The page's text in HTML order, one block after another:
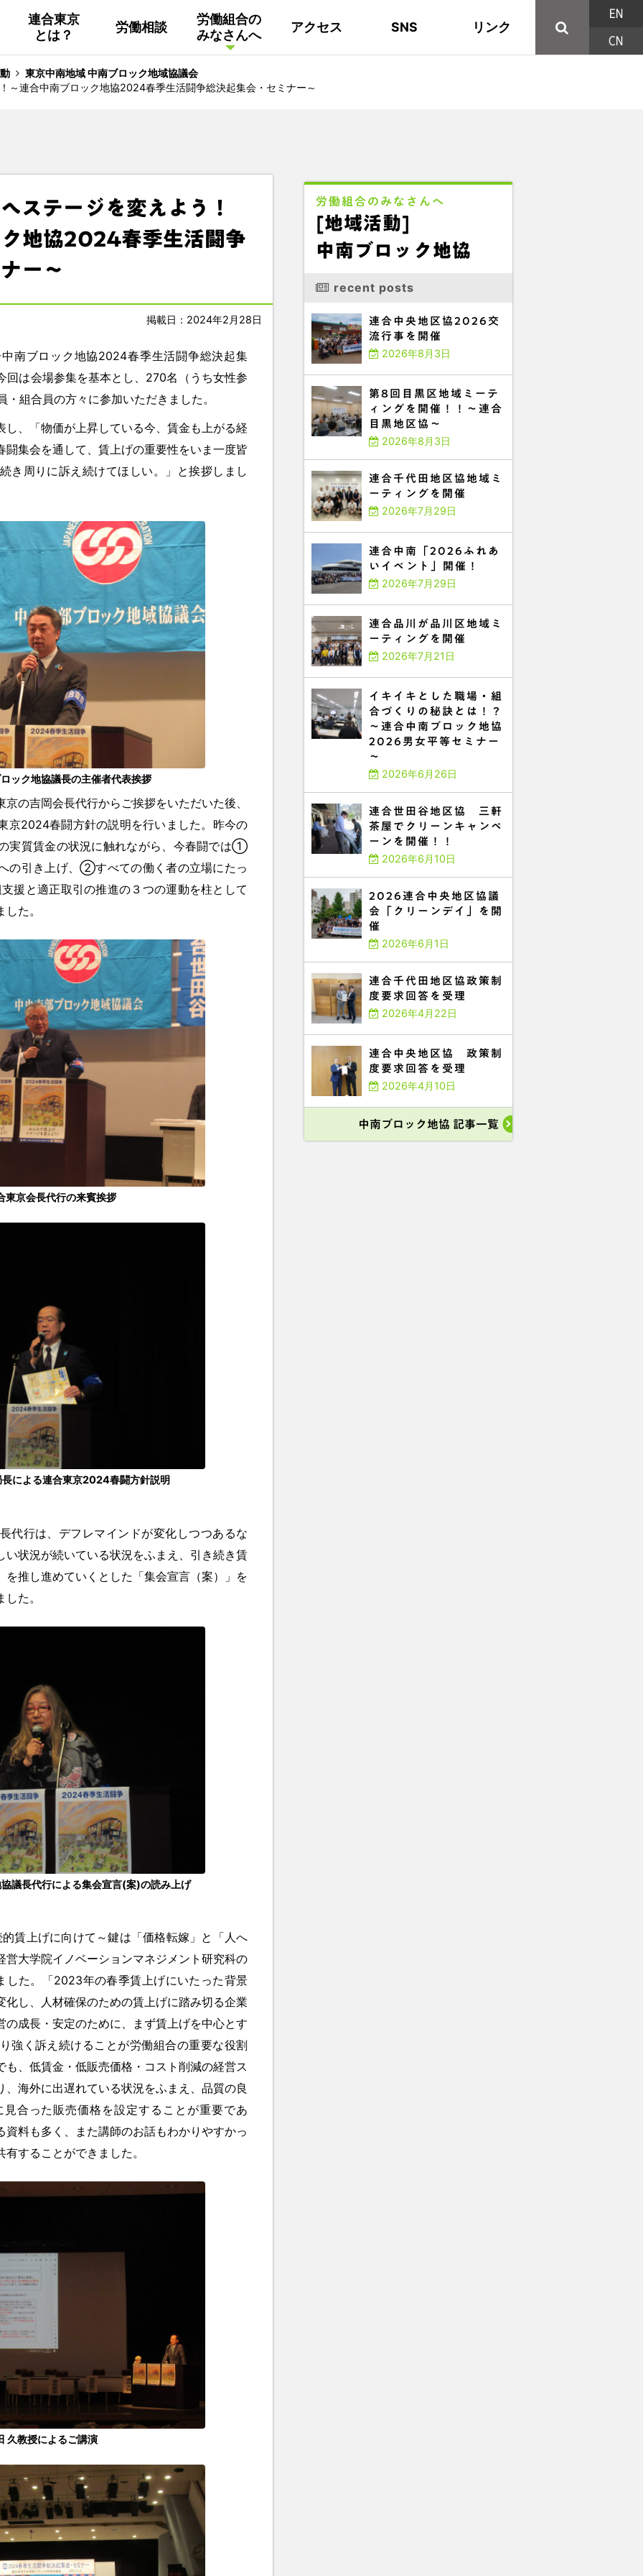
連合東京
とは？
組織概要 44の構成組織 主な取り組み
労働相談
労働組合の
みなさんへ
活動 地域活動 資料
アクセス
連合東京 東部ブロック地協 西北ブロック
SNS
Facebook YouTube X/Twitter
リンク
EN
CN
東京中南地域 中南ブロック地域協議会
～連合中南ブロック地協2024春季生活闘争総決起集会・セミナー～
ステージを変えよう！
地協2024春季生活闘争
ー～
掲載日：2024年2月28日
ブロック地協2024春季生活闘争総決起集
回は会場参集を基本とし、270名（うち女性参
組合員の方々に参加いただきました。
、「物価が上昇している今、賃金も上がる経
集会を通して、賃上げの重要性をいま一度皆
き周りに訴え続けてほしい。」と挨拶しまし
ック地協議長の主催者代表挨拶
の吉岡会長代行からご挨拶をいただいた後、
京2024春闘方針の説明を行いました。昨今の
実質賃金の状況に触れながら、今春闘では①
の引き上げ、②すべての働く者の立場にたっ
援と適正取引の推進の３つの運動を柱として
た。
東京会長代行の来賓挨拶
による連合東京2024春闘方針説明
行は、デフレマインドが変化しつつあるな
い状況が続いている状況をふまえ、引き続き賃
推し進めていくとした「集会宣言（案）」を
た。
議長代行による集会宣言(案)の読み上げ
上げに向けて～鍵は「価格転嫁」と「人へ
営大学院イノベーションマネジメント研究科の
した。「2023年の春季賃上げにいたった背景
し、人材確保のための賃上げに踏み切る企業
成長・安定のために、まず賃上げを中心とす
強く訴え続けることが労働組合の重要な役割
、低賃金・低販売価格・コスト削減の経営ス
海外に出遅れている状況をふまえ、品質の良
合った販売価格を設定することが重要であ
料も多く、また講師のお話もわかりやすかっ
することができました。
久教授によるご講演
労働組合のみなさんへ
[地域活動]
中南ブロック地協
recent posts
連合中央地区協2026交
流行事を開催
2026年8月3日
第8回目黒区地域ミーテ
ィングを開催！！～連合
目黒地区協～
2026年8月3日
連合千代田地区協地域ミ
ーティングを開催
2026年7月29日
連合中南「2026ふれあ
いイベント」開催！
2026年7月29日
連合品川が品川区地域ミ
ーティングを開催
2026年7月21日
イキイキとした職場・組
合づくりの秘訣とは！？
～連合中南ブロック地協
2026男女平等セミナー
～
2026年6月26日
連合世田谷地区協 三軒
茶屋でクリーンキャンペ
ーンを開催！！
2026年6月10日
2026連合中央地区協議
会「クリーンデイ」を開
催
2026年6月1日
連合千代田地区協政策制
度要求回答を受理
2026年4月22日
連合中央地区協 政策制
度要求回答を受理
2026年4月10日
中南ブロック地協 記事一覧